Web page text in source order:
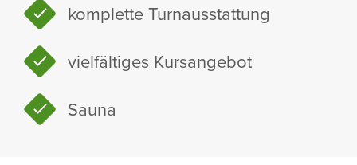
komplette Turn­aus­stat­tung
viel­fäl­tiges Kurs­an­gebot
Sauna